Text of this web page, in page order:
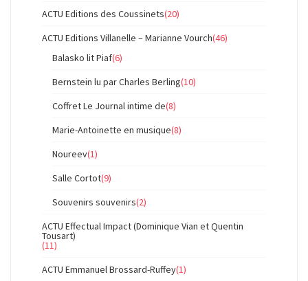
ACTU Editions des Coussinets(20)
ACTU Editions Villanelle – Marianne Vourch(46)
Balasko lit Piaf(6)
Bernstein lu par Charles Berling(10)
Coffret Le Journal intime de(8)
Marie-Antoinette en musique(8)
Noureev(1)
Salle Cortot(9)
Souvenirs souvenirs(2)
ACTU Effectual Impact (Dominique Vian et Quentin
Tousart)
(11)
ACTU Emmanuel Brossard-Ruffey(1)